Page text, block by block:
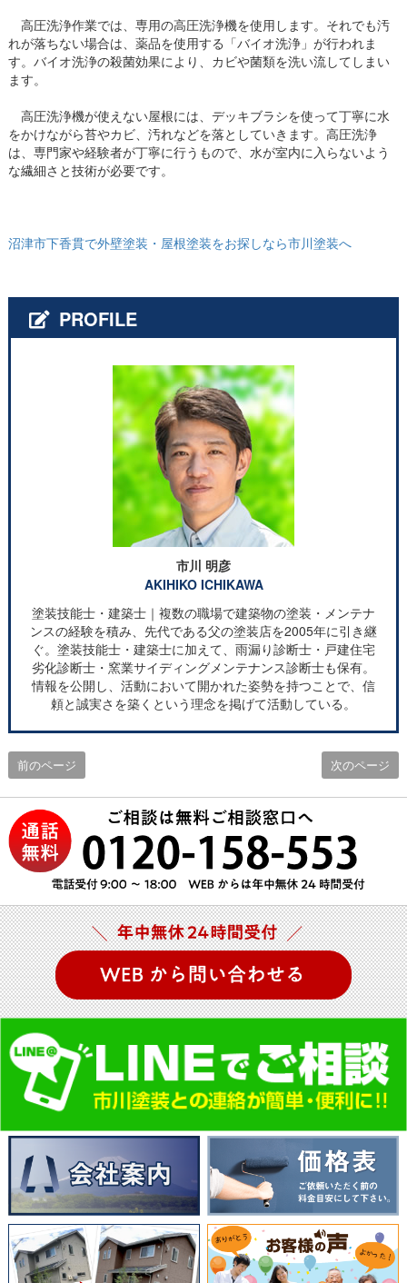
高圧洗浄作業では、専用の高圧洗浄機を使用します。それでも汚
れが落ちない場合は、薬品を使用する「バイオ洗浄」が行われま
す。バイオ洗浄の殺菌効果により、カビや菌類を洗い流してしまい
ます。
高圧洗浄機が使えない屋根には、デッキブラシを使って丁寧に水
をかけながら苔やカビ、汚れなどを落としていきます。高圧洗浄
は、専門家や経験者が丁寧に行うもので、水が室内に入らないよう
な繊細さと技術が必要です。
沼津市下香貫で外壁塗装・屋根塗装をお探しなら市川塗装へ
PROFILE
市川 明彦
AKIHIKO ICHIKAWA
塗装技能士・建築士｜複数の職場で建築物の塗装・メンテナ
ンスの経験を積み、先代である父の塗装店を2005年に引き継
ぐ。塗装技能士・建築士に加えて、雨漏り診断士・戸建住宅
劣化診断士・窯業サイディングメンテナンス診断士も保有。
情報を公開し、活動において開かれた姿勢を持つことで、信
頼と誠実さを築くという理念を掲げて活動している。
前のページ 次のページ